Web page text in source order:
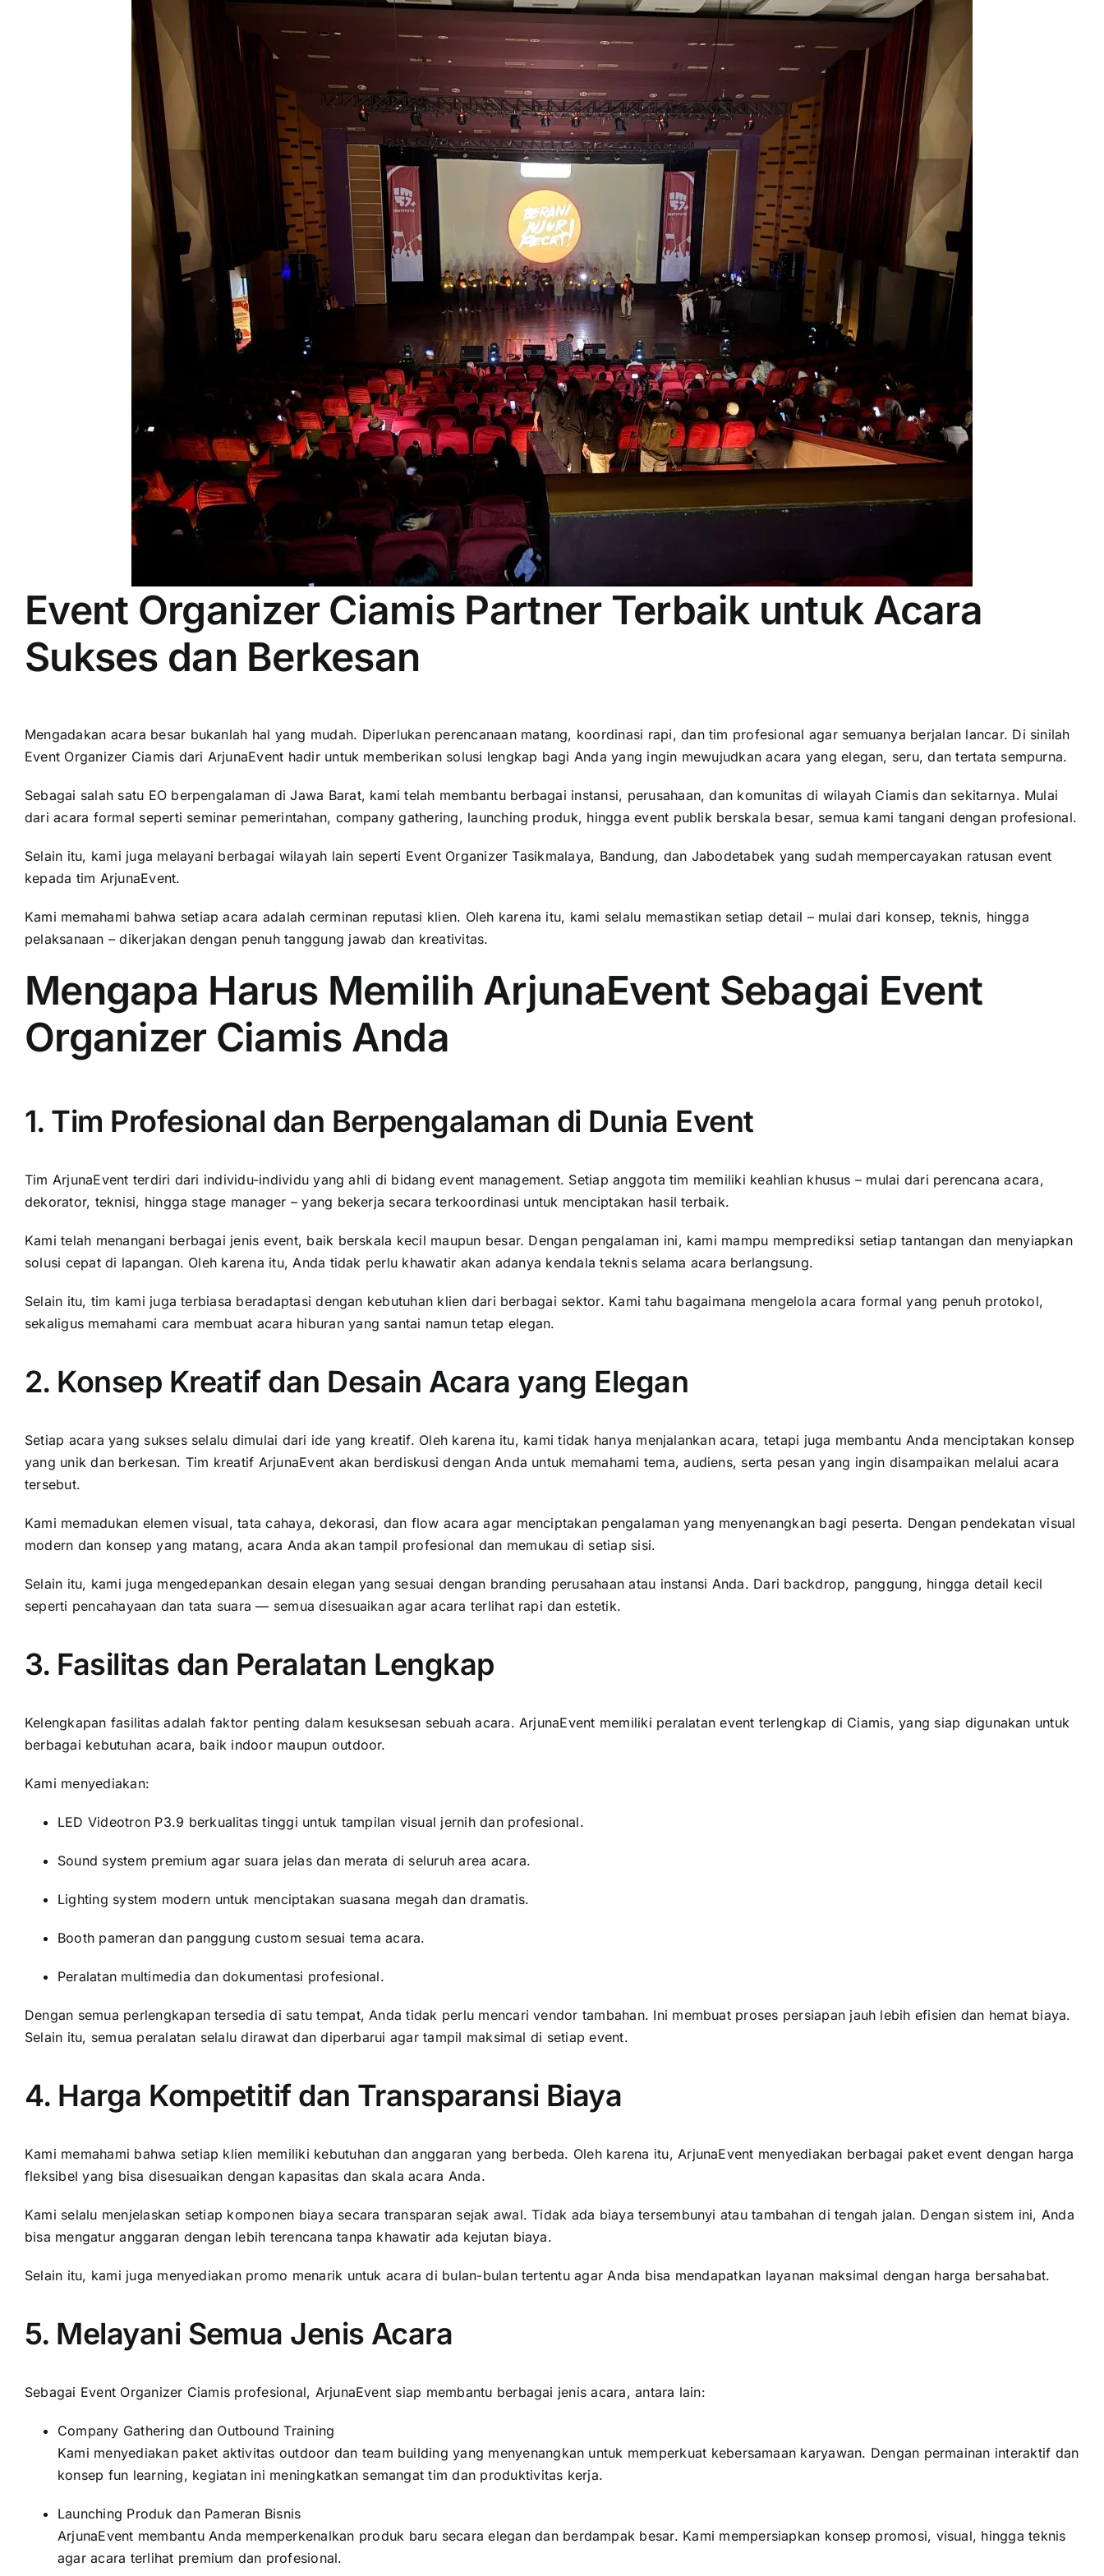
Event Organizer Ciamis Partner Terbaik untuk Acara
Sukses dan Berkesan
Mengadakan acara besar bukanlah hal yang mudah. Diperlukan perencanaan matang, koordinasi rapi, dan tim profesional agar semuanya berjalan lancar. Di sinilah
Event Organizer Ciamis dari ArjunaEvent hadir untuk memberikan solusi lengkap bagi Anda yang ingin mewujudkan acara yang elegan, seru, dan tertata sempurna.
Sebagai salah satu EO berpengalaman di Jawa Barat, kami telah membantu berbagai instansi, perusahaan, dan komunitas di wilayah Ciamis dan sekitarnya. Mulai
dari acara formal seperti seminar pemerintahan, company gathering, launching produk, hingga event publik berskala besar, semua kami tangani dengan profesional.
Selain itu, kami juga melayani berbagai wilayah lain seperti Event Organizer Tasikmalaya, Bandung, dan Jabodetabek yang sudah mempercayakan ratusan event
kepada tim ArjunaEvent.
Kami memahami bahwa setiap acara adalah cerminan reputasi klien. Oleh karena itu, kami selalu memastikan setiap detail – mulai dari konsep, teknis, hingga
pelaksanaan – dikerjakan dengan penuh tanggung jawab dan kreativitas.
Mengapa Harus Memilih ArjunaEvent Sebagai Event
Organizer Ciamis Anda
1. Tim Profesional dan Berpengalaman di Dunia Event
Tim ArjunaEvent terdiri dari individu-individu yang ahli di bidang event management. Setiap anggota tim memiliki keahlian khusus – mulai dari perencana acara,
dekorator, teknisi, hingga stage manager – yang bekerja secara terkoordinasi untuk menciptakan hasil terbaik.
Kami telah menangani berbagai jenis event, baik berskala kecil maupun besar. Dengan pengalaman ini, kami mampu memprediksi setiap tantangan dan menyiapkan
solusi cepat di lapangan. Oleh karena itu, Anda tidak perlu khawatir akan adanya kendala teknis selama acara berlangsung.
Selain itu, tim kami juga terbiasa beradaptasi dengan kebutuhan klien dari berbagai sektor. Kami tahu bagaimana mengelola acara formal yang penuh protokol,
sekaligus memahami cara membuat acara hiburan yang santai namun tetap elegan.
2. Konsep Kreatif dan Desain Acara yang Elegan
Setiap acara yang sukses selalu dimulai dari ide yang kreatif. Oleh karena itu, kami tidak hanya menjalankan acara, tetapi juga membantu Anda menciptakan konsep
yang unik dan berkesan. Tim kreatif ArjunaEvent akan berdiskusi dengan Anda untuk memahami tema, audiens, serta pesan yang ingin disampaikan melalui acara
tersebut.
Kami memadukan elemen visual, tata cahaya, dekorasi, dan flow acara agar menciptakan pengalaman yang menyenangkan bagi peserta. Dengan pendekatan visual
modern dan konsep yang matang, acara Anda akan tampil profesional dan memukau di setiap sisi.
Selain itu, kami juga mengedepankan desain elegan yang sesuai dengan branding perusahaan atau instansi Anda. Dari backdrop, panggung, hingga detail kecil
seperti pencahayaan dan tata suara — semua disesuaikan agar acara terlihat rapi dan estetik.
3. Fasilitas dan Peralatan Lengkap
Kelengkapan fasilitas adalah faktor penting dalam kesuksesan sebuah acara. ArjunaEvent memiliki peralatan event terlengkap di Ciamis, yang siap digunakan untuk
berbagai kebutuhan acara, baik indoor maupun outdoor.
Kami menyediakan:
LED Videotron P3.9 berkualitas tinggi untuk tampilan visual jernih dan profesional.
Sound system premium agar suara jelas dan merata di seluruh area acara.
Lighting system modern untuk menciptakan suasana megah dan dramatis.
Booth pameran dan panggung custom sesuai tema acara.
Peralatan multimedia dan dokumentasi profesional.
Dengan semua perlengkapan tersedia di satu tempat, Anda tidak perlu mencari vendor tambahan. Ini membuat proses persiapan jauh lebih efisien dan hemat biaya.
Selain itu, semua peralatan selalu dirawat dan diperbarui agar tampil maksimal di setiap event.
4. Harga Kompetitif dan Transparansi Biaya
Kami memahami bahwa setiap klien memiliki kebutuhan dan anggaran yang berbeda. Oleh karena itu, ArjunaEvent menyediakan berbagai paket event dengan harga
fleksibel yang bisa disesuaikan dengan kapasitas dan skala acara Anda.
Kami selalu menjelaskan setiap komponen biaya secara transparan sejak awal. Tidak ada biaya tersembunyi atau tambahan di tengah jalan. Dengan sistem ini, Anda
bisa mengatur anggaran dengan lebih terencana tanpa khawatir ada kejutan biaya.
Selain itu, kami juga menyediakan promo menarik untuk acara di bulan-bulan tertentu agar Anda bisa mendapatkan layanan maksimal dengan harga bersahabat.
5. Melayani Semua Jenis Acara
Sebagai Event Organizer Ciamis profesional, ArjunaEvent siap membantu berbagai jenis acara, antara lain:
Company Gathering dan Outbound Training
Kami menyediakan paket aktivitas outdoor dan team building yang menyenangkan untuk memperkuat kebersamaan karyawan. Dengan permainan interaktif dan
konsep fun learning, kegiatan ini meningkatkan semangat tim dan produktivitas kerja.
Launching Produk dan Pameran Bisnis
ArjunaEvent membantu Anda memperkenalkan produk baru secara elegan dan berdampak besar. Kami mempersiapkan konsep promosi, visual, hingga teknis
agar acara terlihat premium dan profesional.